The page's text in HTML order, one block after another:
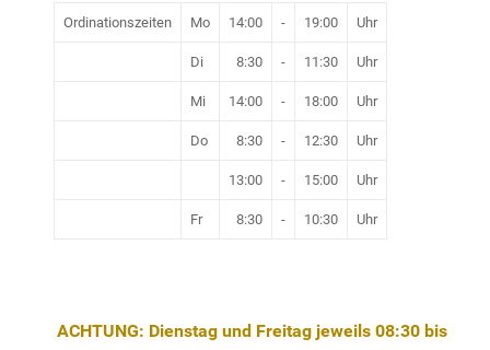
Ordinationszeiten Mo 14:00 - 19:00 Uhr
Di 8:30 - 11:30 Uhr
Mi 14:00 - 18:00 Uhr
Do 8:30 - 12:30 Uhr
13:00 - 15:00 Uhr
Fr 8:30 - 10:30 Uhr
ACHTUNG: Dienstag und Freitag jeweils 08:30 bis